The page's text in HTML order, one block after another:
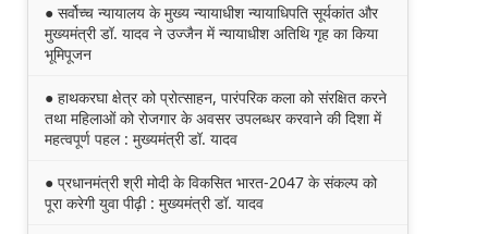
● सर्वोच्च न्यायालय के मुख्‍य न्‍यायाधीश न्यायाधिपति सूर्यकांत और
मुख्यमंत्री डॉ. यादव ने उज्जैन में न्यायाधीश अतिथि गृह का किया
भूमिपूजन
● हाथकरघा क्षेत्र को प्रोत्साहन, पारंपरिक कला को संरक्षित करने
तथा महिलाओं को रोजगार के अवसर उपलब्धर करवाने की दिशा में
महत्वपूर्ण पहल : मुख्यमंत्री डॉ. यादव
● प्रधानमंत्री श्री मोदी के विकसित भारत-2047 के संकल्प को
पूरा करेगी युवा पीढ़ी : मुख्यमंत्री डॉ. यादव